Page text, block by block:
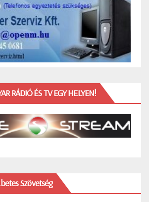
RÁDIÓ ÉS TV EGY HELYEN!
Szövetség